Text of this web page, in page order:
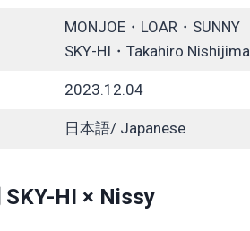
MONJOE・LOAR・SUNNY
SKY-HI・Takahiro Nishijima
2023.12.04
日本語/ Japanese
SKY-HI × Nissy